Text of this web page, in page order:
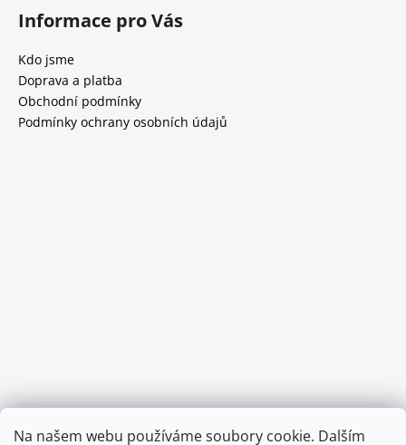
Na našem webu používáme soubory cookie. Dalším
Informace pro Vás
Kdo jsme
Doprava a platba
Obchodní podmínky
Podmínky ochrany osobních údajů
Provozní doba: